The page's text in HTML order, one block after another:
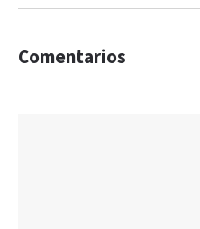
Comentarios